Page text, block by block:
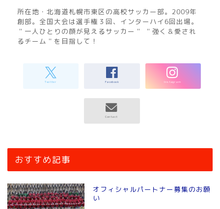
所在地・北海道札幌市東区の高校サッカー部。2009年
創部。全国大会は選手権３回、インターハイ6回出場。
＂一人ひとりの顔が見えるサッカー＂ ＂強く＆愛され
るチーム＂を目指して！
おすすめ記事
オフィシャルパートナー募集のお願
い